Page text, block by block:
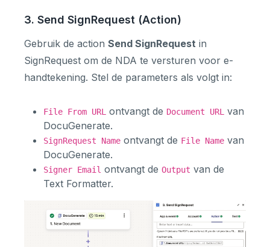
3. Send SignRequest (Action)
Gebruik de action Send SignRequest in
SignRequest om de NDA te versturen voor e-
handtekening. Stel de parameters als volgt in:
File From URL ontvangt de Document URL
van
DocuGenerate.
SignRequest Name ontvangt de File Name van
DocuGenerate.
Signer Email ontvangt de Output van de
Text Formatter.